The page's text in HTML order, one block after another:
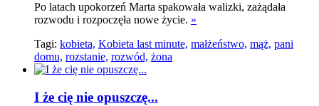
Po latach upokorzeń Marta spakowała walizki, zażądała
rozwodu i rozpoczęła nowe życie. »
Tagi: kobieta, Kobieta last minute, małżeństwo, mąż, pani
domu, rozstanie, rozwód, żona
I że cię nie opuszczę...